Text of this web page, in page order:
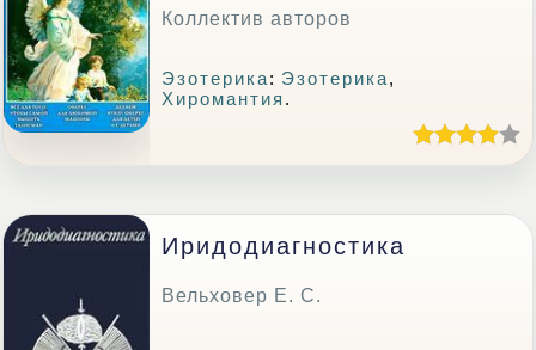
Коллектив авторов
Эзотерика: Эзотерика,
Хиромантия .
Иридодиагностика
Вельховер Е. С.